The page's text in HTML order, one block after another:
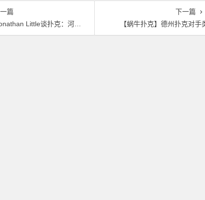
篇
Little谈扑克：河牌圈抓诈唬
下一篇
【蜗牛扑克】德州扑克对